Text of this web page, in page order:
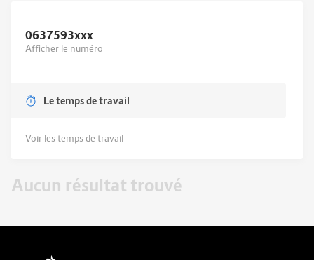
0637593xxx
Afficher le numéro
Le temps de travail
Voir les temps de travail
Aucun résultat trouvé